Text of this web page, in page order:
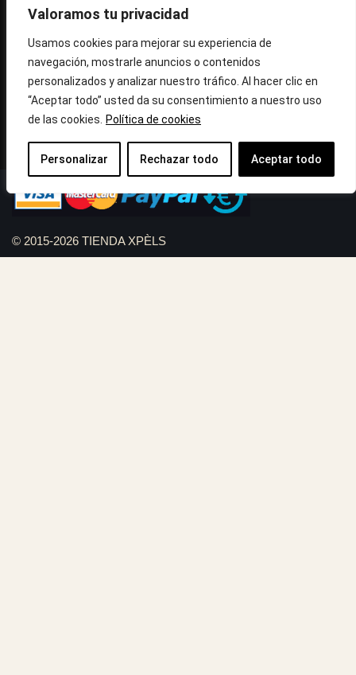
Valoramos tu privacidad
Usamos cookies para mejorar su experiencia de
navegación, mostrarle anuncios o contenidos
personalizados y analizar nuestro tráfico. Al hacer clic en
“Aceptar todo” usted da su consentimiento a nuestro uso
de las cookies.
Política de cookies
Personalizar Rechazar todo Aceptar todo
Avinguda Molins de Rei Nº 3
08755, Barcelona, Cataluña, España
Horario: Lun-Vie 09:30h a 13:30h y 16:45h a 20:00h - Sab
10:30h a 14:.00h
Correo:info@tiendaxpels.com
© 2015-2026 TIENDA XPÈLS